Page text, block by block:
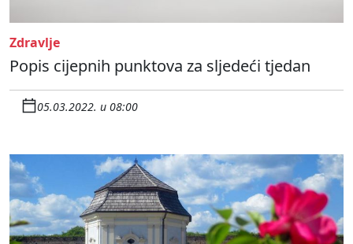
Zdravlje
Popis cijepnih punktova za sljedeći tjedan
05.03.2022. u 08:00